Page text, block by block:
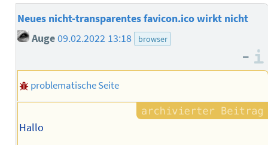
Neues nicht-transparentes favicon.ico wirkt nicht
Auge09.02.2022 13:18 browser
–
problematische Seite
Hallo